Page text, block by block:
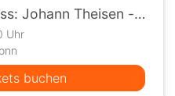
Comedy am Fluss: Johann Theisen - "Theisen Total - Ein Tollpatsch gibt Vollgas"
Uhr
buchen